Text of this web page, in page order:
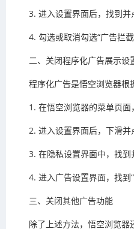
3. 进入设置界面后，找到并
4. 勾选或取消勾选“广告拦
二、关闭程序化广告展示设
程序化广告是悟空浏览器根
1. 在悟空浏览器的菜单页面
2. 进入设置界面后，下滑并
3. 在隐私设置界面中，找到
4. 进入广告设置界面，找到
三、关闭其他广告功能
除了上述方法，悟空浏览器